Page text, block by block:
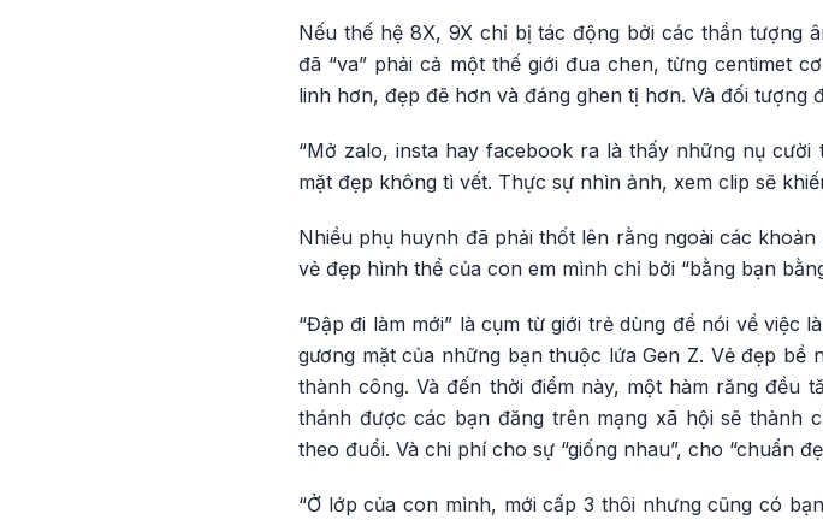
Nếu thế hệ 8X, 9X chỉ bị tác động bởi các thần tượng
đã “va” phải cả một thế giới đua chen, từng centimet
linh hơn, đẹp đẽ hơn và đáng ghen tị hơn. Và đối
“Mở zalo, insta hay facebook ra là thấy những nụ
mặt đẹp không tì vết. Thực sự nhìn ảnh, xem clip sẽ
Nhiều phụ huynh đã phải thốt lên rằng ngoài các
vẻ đẹp hình thể của con em mình chỉ bởi “bằng bạn
“Đập đi làm mới” là cụm từ giới trẻ dùng để nói về
gương mặt của những bạn thuộc lứa Gen Z. Vẻ đẹp
thành công. Và đến thời điểm này, một hàm răng đều
thánh được các bạn đăng trên mạng xã hội sẽ thành
theo đuổi. Và chi phí cho sự “giống nhau”, cho “chuẩn
“Ở lớp của con mình, mới cấp 3 thôi nhưng cũng có